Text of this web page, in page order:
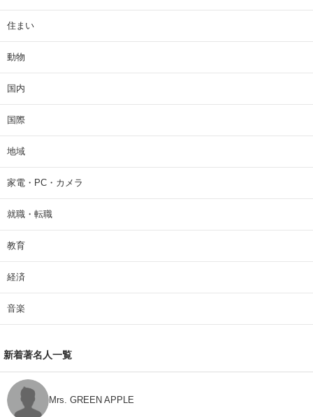
住まい
動物
国内
国際
地域
家電・PC・カメラ
就職・転職
教育
経済
音楽
新着著名人一覧
Mrs. GREEN APPLE